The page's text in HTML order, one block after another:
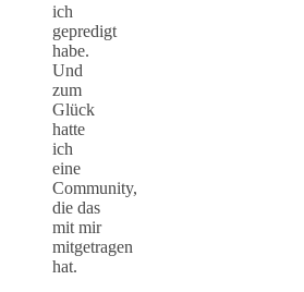
ich
gepredigt
habe.
Und
zum
Glück
hatte
ich
eine
Community,
die das
mit mir
mitgetragen
hat.